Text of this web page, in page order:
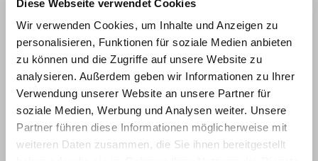
Diese Webseite verwendet Cookies
Wir verwenden Cookies, um Inhalte und Anzeigen zu
personalisieren, Funktionen für soziale Medien anbieten
zu können und die Zugriffe auf unsere Website zu
analysieren. Außerdem geben wir Informationen zu Ihrer
Verwendung unserer Website an unsere Partner für
soziale Medien, Werbung und Analysen weiter. Unsere
Partner führen diese Informationen möglicherweise mit
weiteren Daten zusammen, die Sie ihnen bereitgestellt
Klassifikation:
8. Wissenschaftliche Arbeiten,
Studien und Manuskripte
Dritter
Provenienz:
Weißhuhn, Reinhard